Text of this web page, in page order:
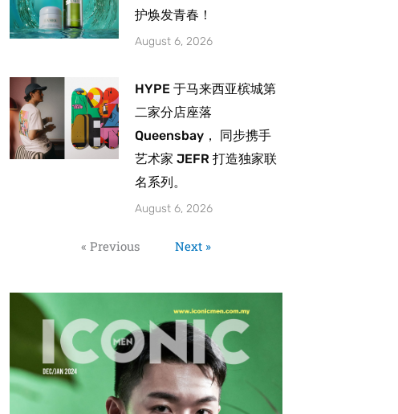
护焕发青春！
August 6, 2026
HYPE 于马来西亚槟城第
二家分店座落
Queensbay， 同步携手
艺术家 JEFR 打造独家联
名系列。
August 6, 2026
« Previous Next »